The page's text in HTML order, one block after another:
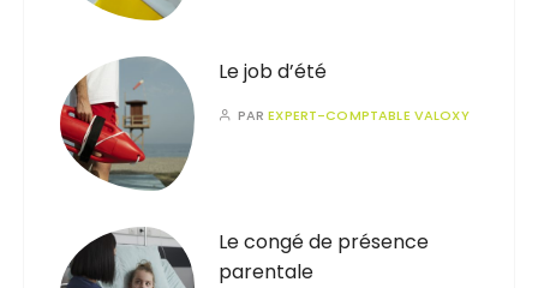
Le job d’été
PAREXPERT-COMPTABLE VALOXY
Le congé de présence
parentale